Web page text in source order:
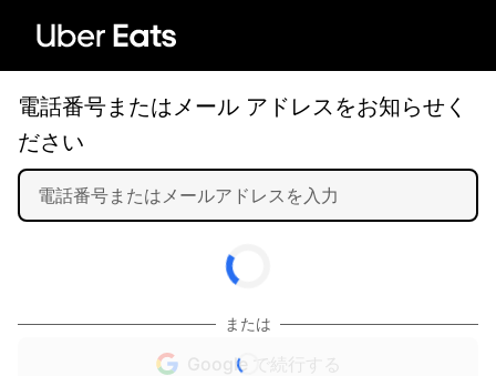
電話番号またはメール アドレスをお知らせく
ださい
または
Google で続行する